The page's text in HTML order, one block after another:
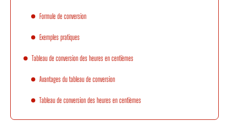
Formule de conversion
Exemples pratiques
Tableau de conversion des heures en centièmes
Avantages du tableau de conversion
Tableau de conversion des heures en centièmes